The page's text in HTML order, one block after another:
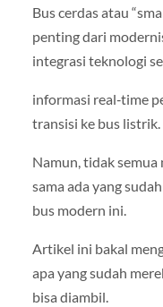
Bus cerdas atau
penting dari
integrasi teknologi
informasi real‑time
transisi ke bus listrik.
Namun, tidak semua
sama ada yang
bus modern ini.
Artikel ini bakal
apa yang sudah
bisa diambil.